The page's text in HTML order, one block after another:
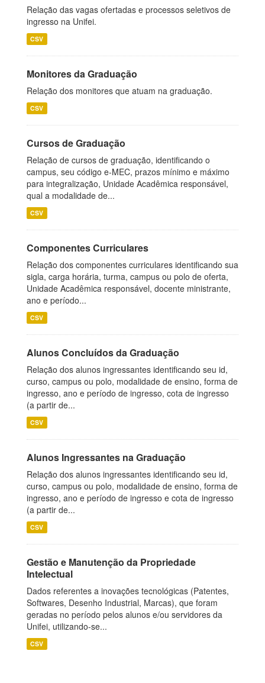
Relação das vagas ofertadas e processos seletivos de
ingresso na Unifei.
CSV
Monitores da Graduação
Relação dos monitores que atuam na graduação.
CSV
Cursos de Graduação
Relação de cursos de graduação, identificando o
campus, seu código e-MEC, prazos mínimo e máximo
para integralização, Unidade Acadêmica responsável,
qual a modalidade de...
CSV
Componentes Curriculares
Relação dos componentes curriculares identificando sua
sigla, carga horária, turma, campus ou polo de oferta,
Unidade Acadêmica responsável, docente ministrante,
ano e período...
CSV
Alunos Concluídos da Graduação
Relação dos alunos ingressantes identificando seu id,
curso, campus ou polo, modalidade de ensino, forma de
ingresso, ano e período de ingresso, cota de ingresso
(a partir de...
CSV
Alunos Ingressantes na Graduação
Relação dos alunos ingressantes identificando seu id,
curso, campus ou polo, modalidade de ensino, forma de
ingresso, ano e período de ingresso e cota de ingresso
(a partir de...
CSV
Gestão e Manutenção da Propriedade
Intelectual
Dados referentes a inovações tecnológicas (Patentes,
Softwares, Desenho Industrial, Marcas), que foram
geradas no período pelos alunos e/ou servidores da
Unifei, utilizando-se...
CSV